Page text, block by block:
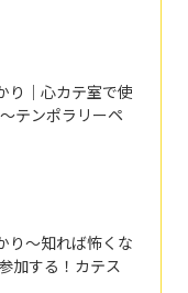
り｜心カテ室で使
テンポラリーペ
り～知れば怖くな
加する！カテス